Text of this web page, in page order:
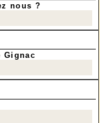
nous ?
Gignac